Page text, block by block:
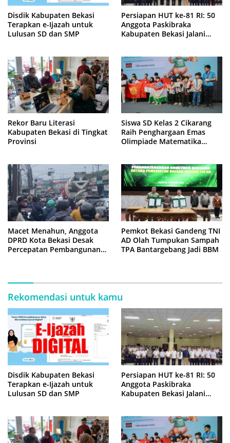
Disdik Kabupaten Bekasi
Terapkan e-Ijazah untuk
Lulusan SD dan SMP
Persiapan HUT ke-81 RI: 50
Anggota Paskibraka
Kabupaten Bekasi Jalani
Rekor Baru Literasi
Kabupaten Bekasi di Tingkat
Provinsi
Siswa SD Kelas 2 Cikarang
Raih Penghargaan Emas
Olimpiade Matematika
Macet Menahun, Anggota
DPRD Kota Bekasi Desak
Percepatan Pembangunan
Pemkot Bekasi Gandeng TNI
AD Olah Tumpukan Sampah
TPA Bantargebang Jadi BBM
Rekomendasi untuk kamu
Disdik Kabupaten Bekasi
Terapkan e-Ijazah untuk
Lulusan SD dan SMP
Persiapan HUT ke-81 RI: 50
Anggota Paskibraka
Kabupaten Bekasi Jalani